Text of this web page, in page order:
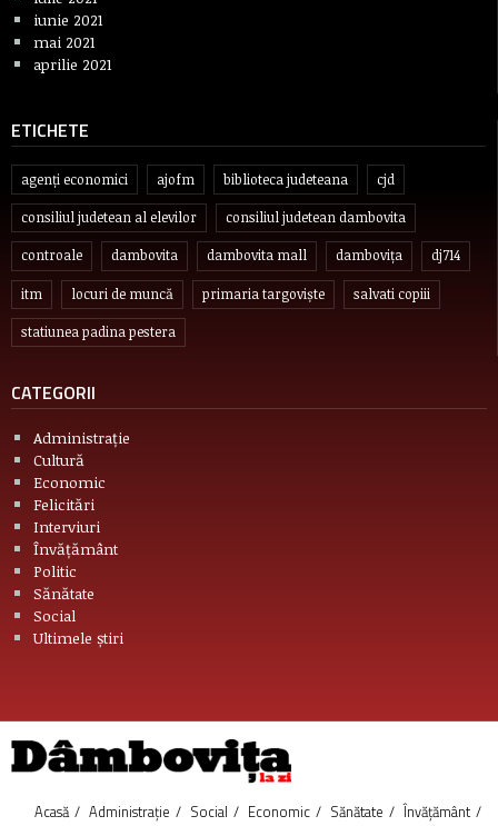
iunie 2021
mai 2021
aprilie 2021
ETICHETE
agenți economici ajofm biblioteca judeteana cjd
consiliul judetean al elevilor consiliul judetean dambovita
controale dambovita dambovita mall dambovița dj714
itm locuri de muncă primaria targoviște salvati copiii
statiunea padina pestera
CATEGORII
Administrație
Cultură
Economic
Felicitări
Interviuri
Învățământ
Politic
Sănătate
Social
Ultimele știri
Acasă Administrație Social Economic Sănătate
Învățământ